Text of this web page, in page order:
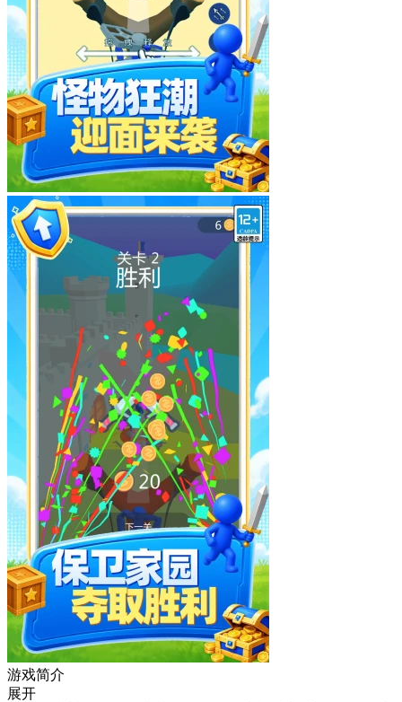
游戏简介
展开